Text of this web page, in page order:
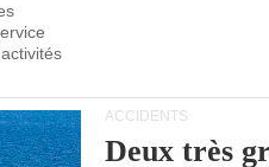
ACCIDENTS
Deux très